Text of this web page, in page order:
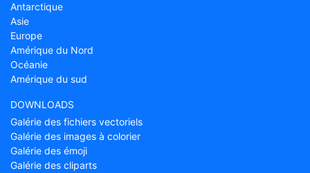
Antarctique
Asie
Europe
Amérique du Nord
Océanie
Amérique du sud
DOWNLOADS
Galérie des fichiers vectoriels
Galérie des images à colorier
Galérie des émoji
Galérie des cliparts